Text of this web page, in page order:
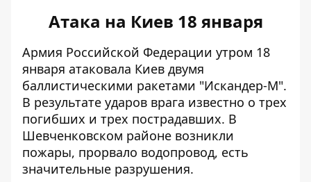
Атака на Киев 18 января
Армия Российской Федерации утром 18
января атаковала Киев двумя
баллистическими ракетами "Искандер-М".
В результате ударов врага известно о трех
погибших и трех пострадавших. В
Шевченковском районе возникли
пожары, прорвало водопровод, есть
значительные разрушения.